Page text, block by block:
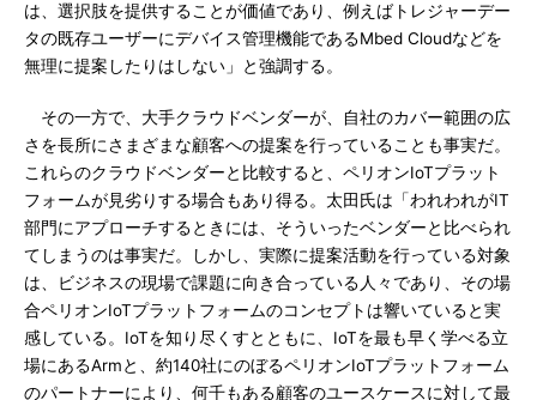
は、選択肢を提供することが価値であり、例えばトレジャーデー
タの既存ユーザーにデバイス管理機能であるMbed Cloudなどを
無理に提案したりはしない」と強調する。
その一方で、大手クラウドベンダーが、自社のカバー範囲の広
さを長所にさまざまな顧客への提案を行っていることも事実だ。
これらのクラウドベンダーと比較すると、ペリオンIoTプラット
フォームが見劣りする場合もあり得る。太田氏は「われわれがIT
部門にアプローチするときには、そういったベンダーと比べられ
てしまうのは事実だ。しかし、実際に提案活動を行っている対象
は、ビジネスの現場で課題に向き合っている人々であり、その場
合ペリオンIoTプラットフォームのコンセプトは響いていると実
感している。IoTを知り尽くすとともに、IoTを最も早く学べる立
場にあるArmと、約140社にのぼるペリオンIoTプラットフォーム
のパートナーにより、何千もある顧客のユースケースに対して最